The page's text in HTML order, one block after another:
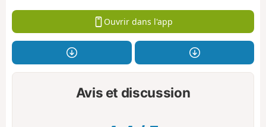
Ouvrir dans l'app
Avis et discussion